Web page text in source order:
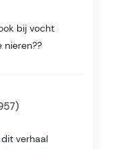
bij vocht
nieren??
verhaal